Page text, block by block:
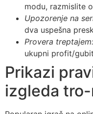
modu, razmislite
Upozorenje na
dva uspešna
Provera treptajem:
ukupni profit/
Prikazi
izgleda